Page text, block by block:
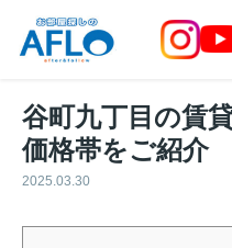
谷町九丁目の賃
価格帯をご紹介
2025.03.30